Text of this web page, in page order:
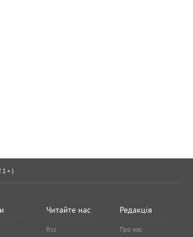
Читайте нас
Rss
Редакція
Про нас